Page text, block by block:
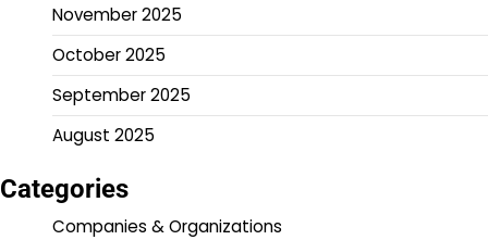
November 2025
October 2025
September 2025
August 2025
Categories
Companies & Organizations